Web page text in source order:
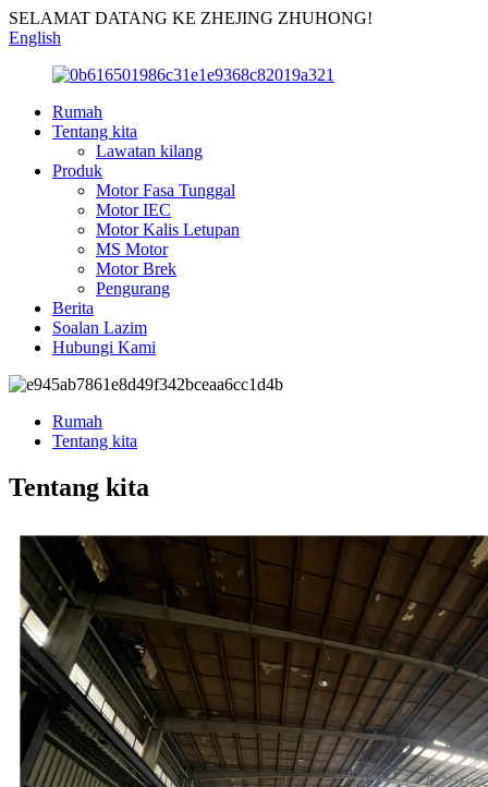
SELAMAT DATANG KE ZHEJING ZHUHONG!
English
Rumah
Tentang kita
Lawatan kilang
Produk
Motor Fasa Tunggal
Motor IEC
Motor Kalis Letupan
MS Motor
Motor Brek
Pengurang
Berita
Soalan Lazim
Hubungi Kami
Rumah
Tentang kita
Tentang kita